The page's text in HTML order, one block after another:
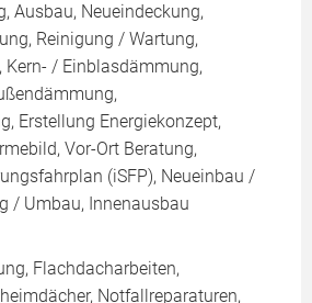
Ausbau, Neueindeckung,
Reinigung / Wartung,
Kern- / Einblasdämmung,
Erstellung Energiekonzept,
Vor-Ort Beratung,
(iSFP), Neueinbau /
/ Umbau, Innenausbau
Flachdacharbeiten,
Notfallreparaturen,